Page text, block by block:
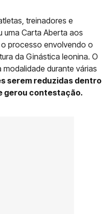
treinadores e
uma Carta Aberta aos
processo envolvendo o
da Ginástica leonina. O
durante várias
serem reduzidas dentro
gerou contestação.